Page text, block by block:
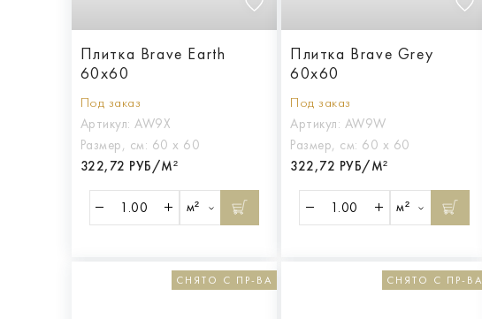
Плитка Brave Earth
60x60
Под заказ
Артикул: AW9X
Размер, см: 60 х 60
322,72 РУБ/М²
м²
Плитка Brave Grey
60x60
Под заказ
Артикул: AW9W
Размер, см: 60 х 60
322,72 РУБ/М²
м²
СНЯТО С ПР-ВА СНЯТО С ПР-ВА